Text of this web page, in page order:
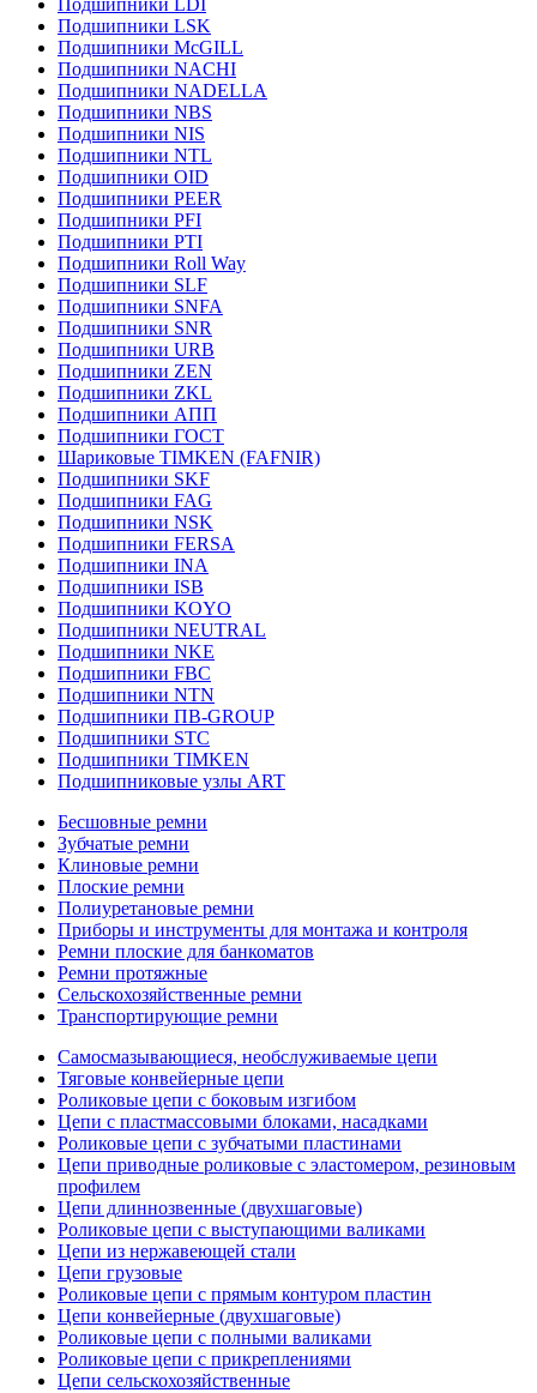
Подшипники LDI
Подшипники LSK
Подшипники McGILL
Подшипники NACHI
Подшипники NADELLA
Подшипники NBS
Подшипники NIS
Подшипники NTL
Подшипники OID
Подшипники PEER
Подшипники PFI
Подшипники PTI
Подшипники Roll Way
Подшипники SLF
Подшипники SNFA
Подшипники SNR
Подшипники URB
Подшипники ZEN
Подшипники ZKL
Подшипники АПП
Подшипники ГОСТ
Шариковые ТІMKEN (FAFNIR)
Подшипники SKF
Подшипники FAG
Подшипники NSK
Подшипники FERSA
Подшипники INA
Подшипники ISB
Подшипники KOYO
Подшипники NEUTRAL
Подшипники NKE
Подшипники FBC
Подшипники NTN
Подшипники ПВ-GROUP
Подшипники STC
Подшипники TIMKEN
Подшипниковые узлы ART
Бесшовные ремни
Зубчатые ремни
Клиновые ремни
Плоские ремни
Полиуретановые ремни
Приборы и инструменты для монтажа и контроля
Ремни плоские для банкоматов
Ремни протяжные
Сельскохозяйственные ремни
Транспортирующие ремни
Самосмазывающиеся, необслуживаемые цепи
Тяговые конвейерные цепи
Роликовые цепи с боковым изгибом
Цепи с пластмассовыми блоками, насадками
Роликовые цепи с зубчатыми пластинами
Цепи приводные роликовые с эластомером, резиновым
профилем
Цепи длиннозвенные (двухшаговые)
Роликовые цепи с выступающими валиками
Цепи из нержавеющей стали
Цепи грузовые
Роликовые цепи с прямым контуром пластин
Цепи конвейерные (двухшаговые)
Роликовые цепи с полными валиками
Роликовые цепи с прикреплениями
Цепи сельскохозяйственные